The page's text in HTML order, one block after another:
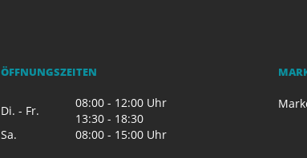
ÖFFNUNGSZEITEN
Di. - Fr.
08:00 - 12:00 Uhr
13:30 - 18:30
Sa.
08:00 - 15:00 Uhr